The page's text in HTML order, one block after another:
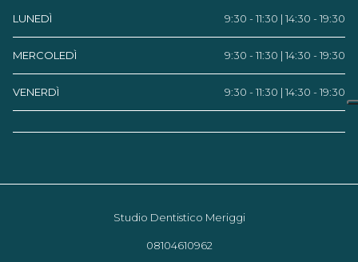
LUNEDÌ 9:30 - 11:30 | 14:30 - 19:30
MERCOLEDÌ 9:30 - 11:30 | 14:30 - 19:30
VENERDÌ 9:30 - 11:30 | 14:30 - 19:30
Studio Dentistico Meriggi
08104610962